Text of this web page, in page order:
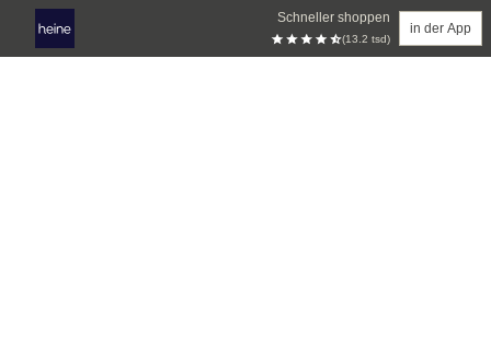
Schneller shoppen
(13.2 tsd)
in der App